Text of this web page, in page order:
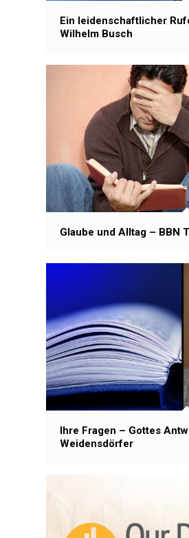
Ein leidenschaftlicher
Wilhelm Busch
Glaube und Alltag – BBN
Ihre Fragen – Gottes
Weidensdörfer